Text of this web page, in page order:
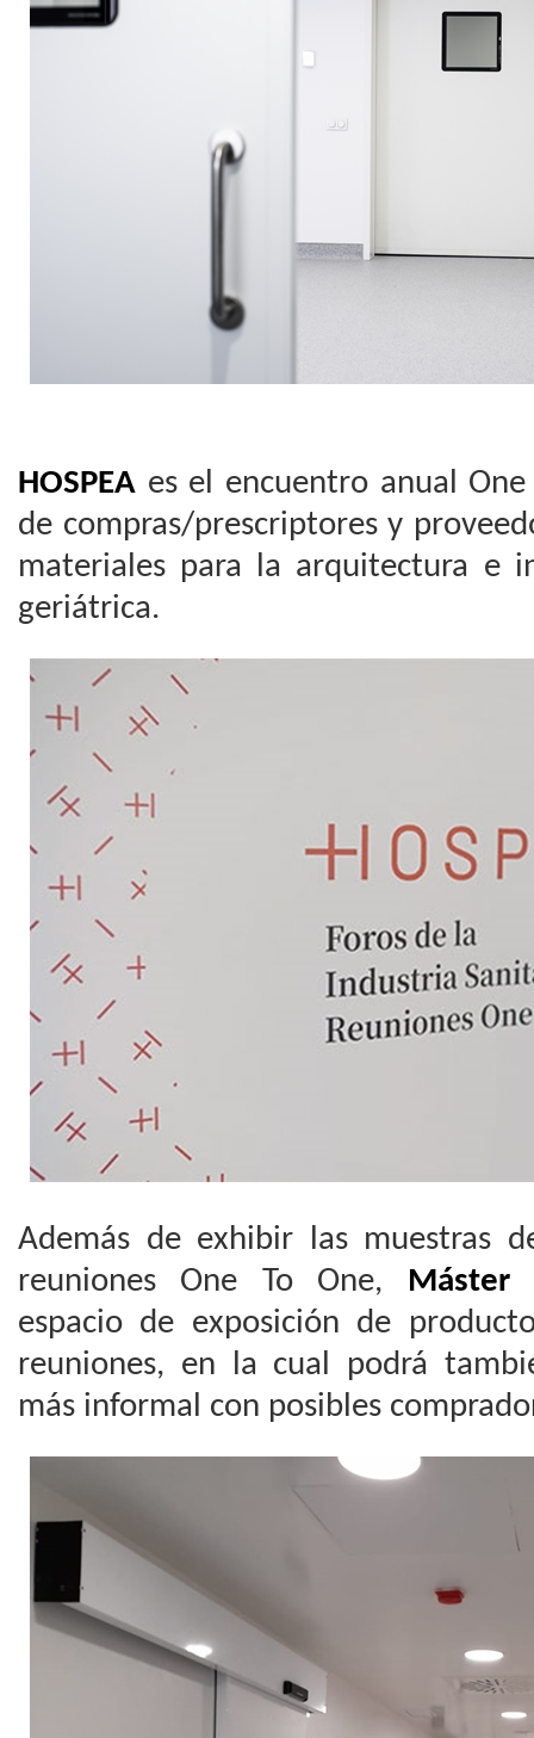
HOSPEA es el encuentro anual
de compras/prescriptores y
materiales para la arquitectura e
geriátrica.
Además de exhibir las muestras
reuniones One To One, Máster
espacio de exposición de
reuniones, en la cual podrá
más informal con posibles